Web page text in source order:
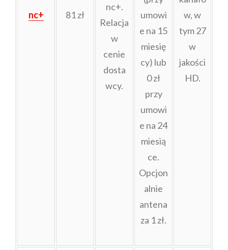
nc+ 81 zł
nc+.
Relacja
w
cenie
dosta
wcy.
umowi
e na 15
miesię
cy) lub
0 zł
przy
umowi
e na 24
miesią
ce.
Opcjon
alnie
antena
za 1 zł.
w, w
tym 27
w
jakości
HD.